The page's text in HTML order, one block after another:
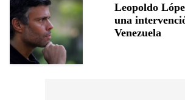
Leopoldo
una
Venezuela